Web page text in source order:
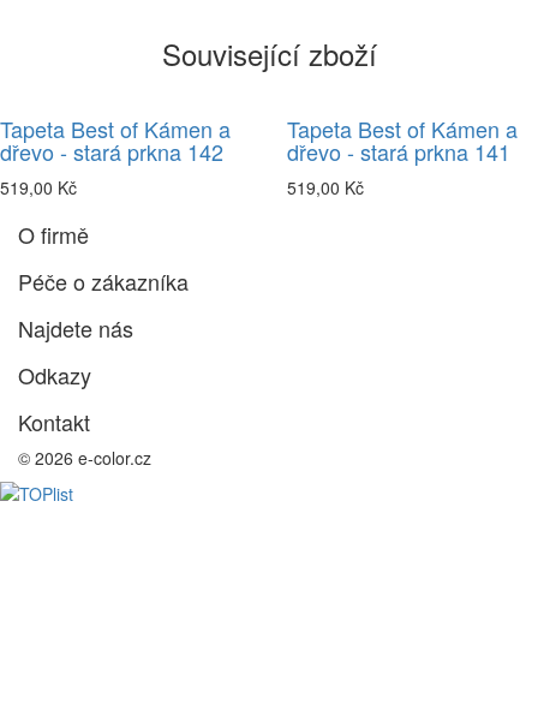
Související zboží
Tapeta Best of Kámen a
dřevo - stará prkna 142
519,00 Kč
Tapeta Best of Kámen a
dřevo - stará prkna 141
519,00 Kč
O firmě
Péče o zákazníka
Najdete nás
Odkazy
Kontakt
© 2026 e-color.cz